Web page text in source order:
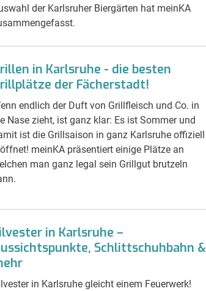
der Karlsruher Biergärten hat meinKA
in Karlsruhe - die besten
der Fächerstadt!
endlich der Duft von Grillfleisch und Co. in
Nase zieht, ist ganz klar: Es ist Sommer und
ist die Grillsaison in ganz Karlsruhe offiziell
meinKA präsentiert einige Plätze an
man ganz legal sein Grillgut brutzeln
in Karlsruhe –
Schlittschuhbahn &
in Karlsruhe gleicht einem Feuerwerk!